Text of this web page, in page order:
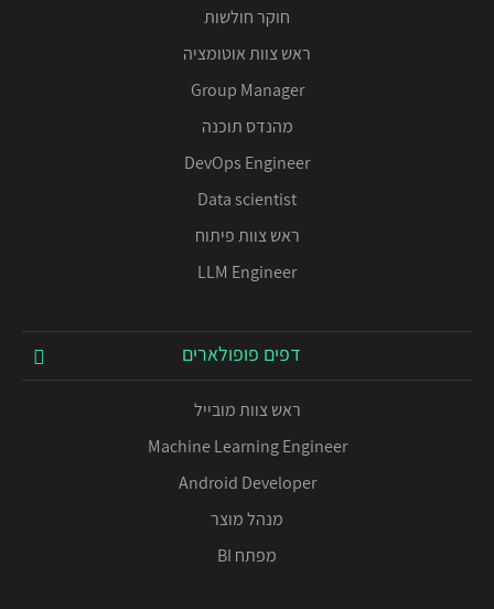
חוקר חולשות
ראש צוות אוטומציה
Group Manager
מהנדס תוכנה
DevOps Engineer
Data scientist
ראש צוות פיתוח
LLM Engineer
דפים פופולארים
ראש צוות מובייל
Machine Learning Engineer
Android Developer
מנהל מוצר
מפתח BI